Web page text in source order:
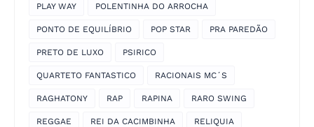
PLAY WAY POLENTINHA DO ARROCHA
PONTO DE EQUILÍBRIO POP STAR PRA PAREDÃO
PRETO DE LUXO PSIRICO
QUARTETO FANTASTICO RACIONAIS MC´S
RAGHATONY RAP RAPINA RARO SWING
REGGAE REI DA CACIMBINHA RELIQUIA